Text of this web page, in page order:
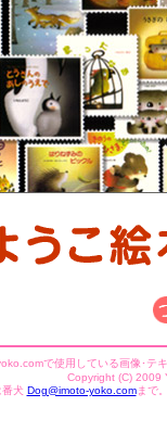
で使用している画像･テ
Copyright (C) 2009
犬 Dog@imoto-yoko.comまで